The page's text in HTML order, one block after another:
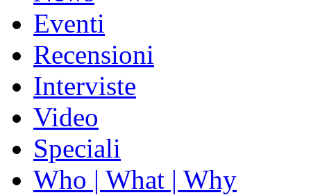
Eventi
Recensioni
Interviste
Video
Speciali
Who | What | Why